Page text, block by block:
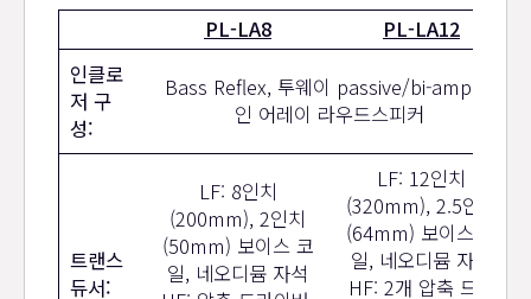
라
인
배
열
PL-LA8
PL-LA12
인클로
저 구
성:
Bass Reflex, 투웨이 passive/bi-amp 라
인 어레이 라우드스피커
트랜스
듀서:
LF: 8인치
(200mm), 2인치
(50mm) 보이스 코
일, 네오디뮴 자석
LF: 12인치
(320mm), 2.5인치
(64mm) 보이스 코
일, 네오디뮴 자석
HF: 2개 압축 드라